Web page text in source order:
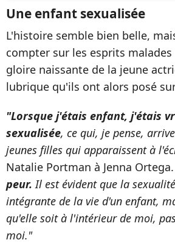
Une enfant sexualisée
L'histoire semble bien belle,
compter sur les esprits
gloire naissante de la jeune
lubrique qu'ils ont alors posé
"Lorsque j'étais enfant, j'étais
sexualisée, ce qui, je pense,
jeunes filles qui apparaissent à
Natalie Portman à Jenna Ortega.
peur. Il est évident que la
intégrante de la vie d'un enfant,
qu'elle soit à l'intérieur de moi,
moi."